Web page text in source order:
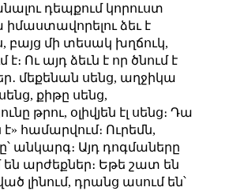
դեպքում կորուստ
իմաստավորելու ձեւ է
բայց մի տեսակ խղճուկ,
է։ Ու այդ ձեւն է որ ծնում է
մեքենան սենց, աղջիկա
քիթը սենց,
թրու, օլիվյեն էլ սենց։ Դա
համարվում։ Ուրեմն,
անկարգ։ Այդ դոգմաները
են արժեքներ։ Եթե շատ են
լինում, դրանց ասում են՝